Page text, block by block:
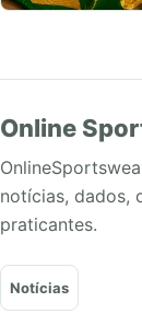
Online
notícias, dados,
praticantes.
Notícias